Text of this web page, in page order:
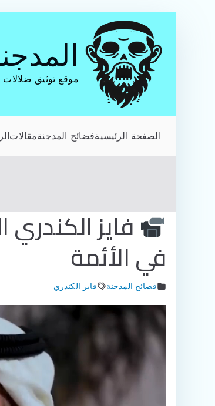
المحتوى
موقع توثيق
الصفحة الرئيسيةفضائح المدجنةمقالات
فايز
في الأئمة
فضائح المدجنة فايز الكندري
مشغل
الفيديو